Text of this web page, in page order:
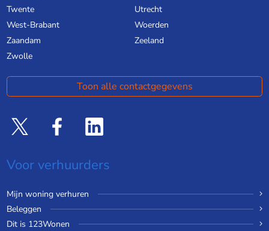
Twente
Utrecht
West-Brabant
Woerden
Zaandam
Zeeland
Zwolle
Toon alle contactgegevens
Voor verhuurders
Mijn woning verhuren
Beleggen
Dit is 123Wonen